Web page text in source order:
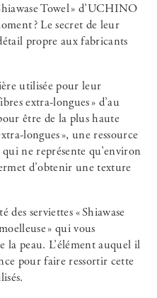
Towel » d’UCHINO
? Le secret de leur
propre aux fabricants
utilisée pour leur
extra-longues » d’au
être de la plus haute
longues », une ressource
ne représente qu’environ
d’obtenir une texture
serviettes « Shiawase
» qui vous
la peau. L’élément auquel il
pour faire ressortir cette